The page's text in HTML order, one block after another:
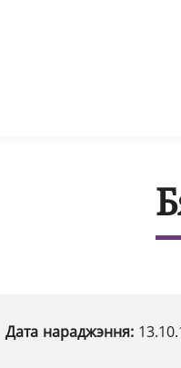
Дата нараджэння: